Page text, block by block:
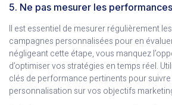
5. Ne pas mesurer les performances
Il est essentiel de mesurer régulièrement
campagnes personnalisées pour en
négligeant cette étape, vous manquez
d’optimiser vos stratégies en temps réel.
clés de performance pertinents pour suivre
personnalisation sur vos objectifs